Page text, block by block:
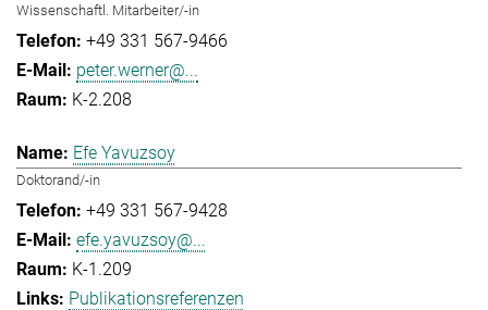
Wissenschaftl. Mitarbeiter/-in
+49 331 567-9466
peter.werner@...
K-2.208
Efe Yavuzsoy
Doktorand/-in
+49 331 567-9428
efe.yavuzsoy@...
K-1.209
Publikationsreferenzen